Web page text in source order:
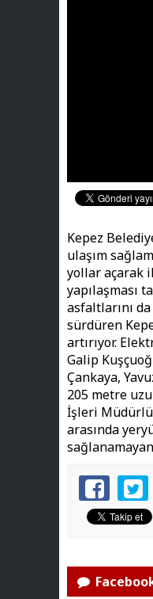
Kepez
ulaşım
yollar açarak
yapılaşması
asfaltlarını
sürdüren
artırıyor.
Galip
Çankaya,
205 metre
İşleri
arasında